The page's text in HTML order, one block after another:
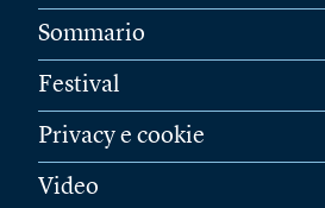
Sommario
Festival
Privacy e cookie
Video